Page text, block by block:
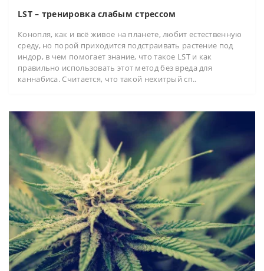
LST – тренировка слабым стрессом
Конопля, как и всё живое на планете, любит естественную
среду, но порой приходится подстраивать растение под
индор, в чем помогает знание, что такое LST и как
правильно использовать этот метод без вреда для
каннабиса. Считается, что такой нехитрый сп..